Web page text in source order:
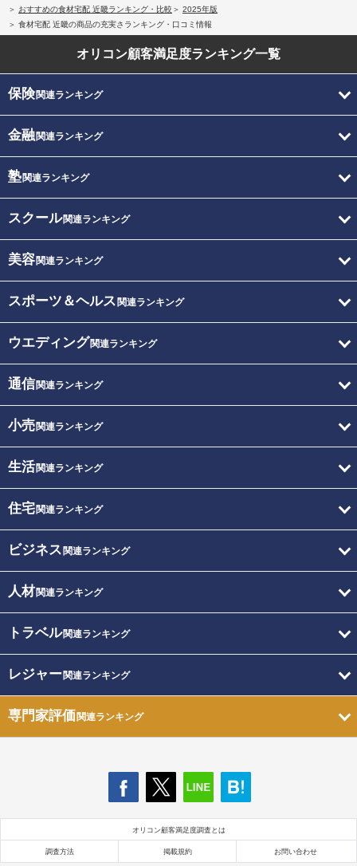
おすすめの食材宅配 近畿ランキング・比較
2025年版
食材宅配 近畿の商品の充実さランキング・口コミ情報
オリコン顧客満足度ランキング一覧
保険関連ランキング
金融関連ランキング
塾関連ランキング
スクール関連ランキング
美容関連ランキング
スポーツ＆ヘルス 関連ランキング
ウエディング関連ランキング
通信関連ランキング
小売関連ランキング
生活関連ランキング
住宅関連ランキング
ビジネス 関連ランキング
人材関連ランキング
トラベル関連ランキング
レジャー関連ランキング
専門家評価関連ランキング
オリコン顧客満足度調査とは
調査方法 掲載規約 お問い合わせ